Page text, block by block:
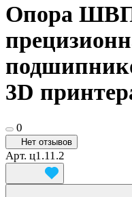
Опора
3D
0
Нет отзывов
Арт. ц1.11.2